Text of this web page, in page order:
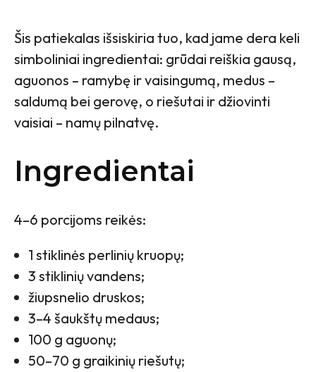
Šis patiekalas išsiskiria tuo, kad jame dera keli
simboliniai ingredientai: grūdai reiškia gausą,
aguonos – ramybę ir vaisingumą, medus –
saldumą bei gerovę, o riešutai ir džiovinti
vaisiai – namų pilnatvę.
Ingredientai
4–6 porcijoms reikės:
1 stiklinės perlinių kruopų;
3 stiklinių vandens;
žiupsnelio druskos;
3–4 šaukštų medaus;
100 g aguonų;
50–70 g graikinių riešutų;